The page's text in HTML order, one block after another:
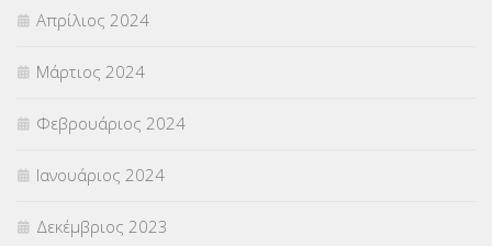
Απρίλιος 2024
Μάρτιος 2024
Φεβρουάριος 2024
Ιανουάριος 2024
Δεκέμβριος 2023